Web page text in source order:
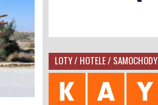
LOTY / HOTELE / SAMOCHODY